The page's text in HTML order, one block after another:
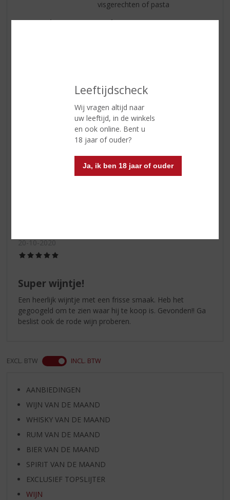
Leeftijdscheck
Wij vragen altijd naar
uw leeftijd, in de winkels
en ook online. Bent u
18 jaar of ouder?
Ja, ik ben 18 jaar of ouder
visgerechten of pasta
Serveertip
6-8 °C
Schrijf een review
(5,0
Betaalbare kwaliteitswijn
Heerlijk frisse wijn voor de zomeravonden. Prima prijs-
20-10-2020
Super wijntje!
Een heerlijk wijntje met een frisse smaak. Heb het
gegoogeld om te zien waar hij te koop is. Gevonden!! Ga
beslist ook de rode wijn proberen.
EXCL. BTW INCL. BTW
AANBIEDINGEN
WIJN VAN DE MAAND
WHISKY VAN DE MAAND
RUM VAN DE MAAND
BIER VAN DE MAAND
SPIRIT VAN DE MAAND
EXCLUSIEF TOPSLIJTER
WIJN